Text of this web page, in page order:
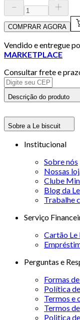
COMPRAR AGORA
Vendido e entregue
MARKETPLACE
Consultar frete e
Descrição do produto
Sobre a Le biscuit
Institucional
Sobre nós
Nossas
Clube
Blog da Le
Trabalhe
Serviço
Cartão
Perguntas e
Formas
Política
Termos e
Termos
Politica